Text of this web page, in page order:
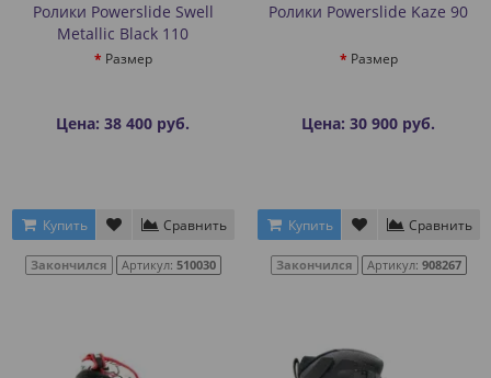
Ролики Powerslide Swell
Metallic Black 110
Размер
Цена: 38 400 руб.
Купить Сравнить
Закончился Артикул: 510030
Ролики Powerslide Kaze 90
Размер
Цена: 30 900 руб.
Купить Сравнить
Закончился Артикул: 908267